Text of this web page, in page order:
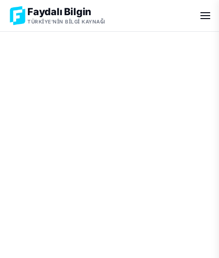
Faydalı Bilgin
TÜRKIYE'NIN BILGI KAYNAĞI